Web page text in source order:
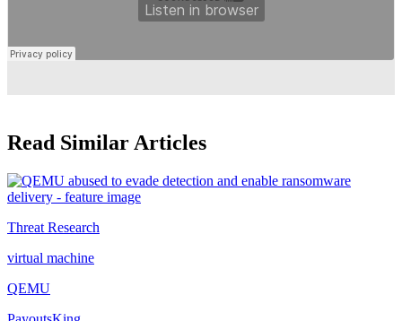
Read Similar Articles
Threat Research
virtual machine
QEMU